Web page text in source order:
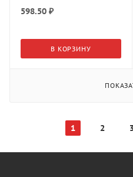
598.50 ₽
В КОРЗИНУ
1 2